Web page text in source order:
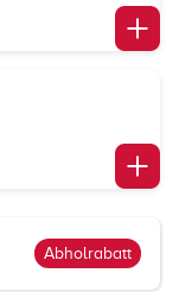
Abholrabatt